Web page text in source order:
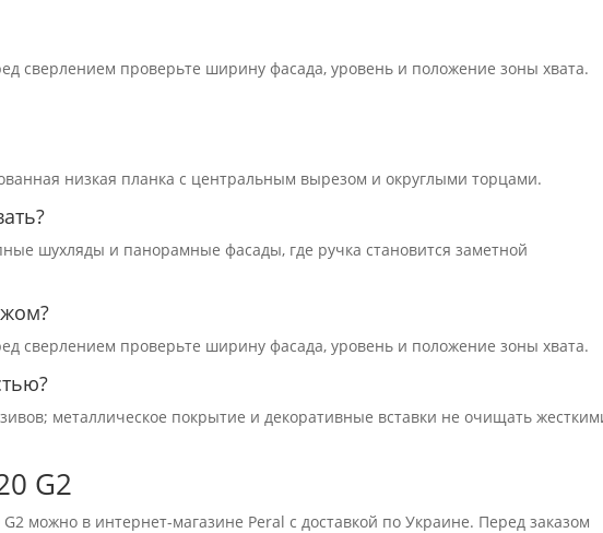
сверлением проверьте ширину фасада, уровень и положение зоны хвата.
низкая планка с центральным вырезом и округлыми торцами.
шухляды и панорамные фасады, где ручка становится заметной
сверлением проверьте ширину фасада, уровень и положение зоны хвата.
металлическое покрытие и декоративные вставки не очищать
G2
можно в интернет-магазине Peral с доставкой по Украине. Перед заказом